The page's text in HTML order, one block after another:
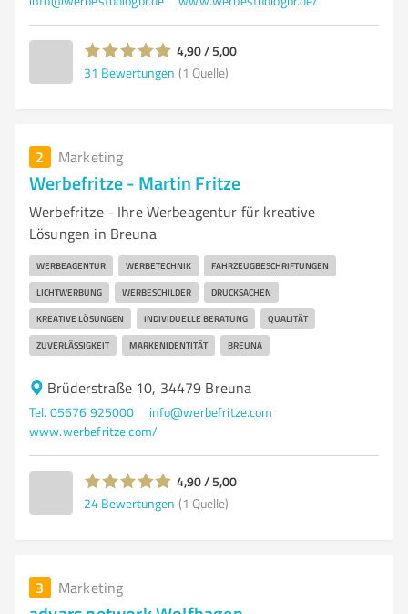
4,90 / 5,00
31 Bewertungen (1 Quelle)
2 Marketing
Werbefritze - Martin Fritze
Werbefritze - Ihre Werbeagentur für kreative
Lösungen in Breuna
WERBEAGENTUR WERBETECHNIK FAHRZEUGBESCHRIFTUNGEN
LICHTWERBUNG WERBESCHILDER DRUCKSACHEN
KREATIVE LÖSUNGEN INDIVIDUELLE BERATUNG QUALITÄT
ZUVERLÄSSIGKEIT MARKENIDENTITÄT BREUNA
Brüderstraße 10, 34479 Breuna
Tel. 05676 925000
info@werbefritze.com
www.werbefritze.com/
4,90 / 5,00
24 Bewertungen (1 Quelle)
3 Marketing